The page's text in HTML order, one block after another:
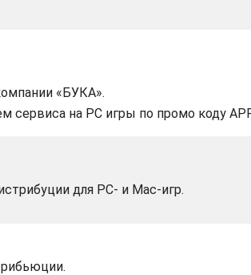
«БУКА».
сервиса на PC игры по промо коду
для PC- и Mac-игр.